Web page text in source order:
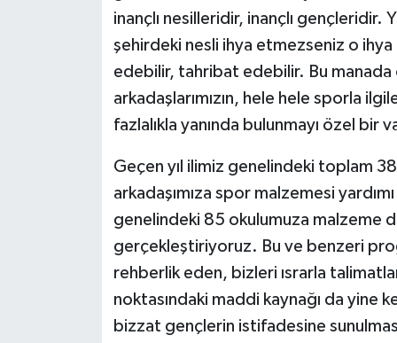
inançlı nesilleridir, inançlı
şehirdeki nesli ihya etmezseniz o
edebilir, tahribat edebilir. Bu
arkadaşlarımızın, hele hele sporla
fazlalıkla yanında bulunmayı özel bir
Geçen yıl ilimiz genelindeki toplam
arkadaşımıza spor malzemesi
genelindeki 85 okulumuza malzeme
gerçekleştiriyoruz. Bu ve benzeri
rehberlik eden, bizleri ısrarla
noktasındaki maddi kaynağı da yine
bizzat gençlerin istifadesine